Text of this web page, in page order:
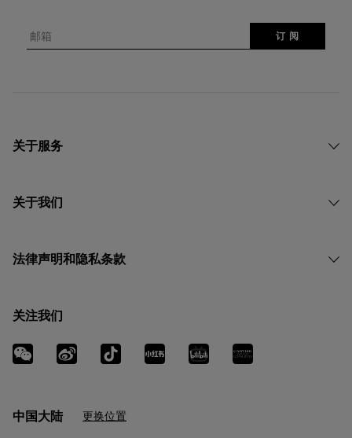
邮箱 订 阅
关于服务
关于我们
法律声明和隐私条款
关注我们
中国大陆 更换位置